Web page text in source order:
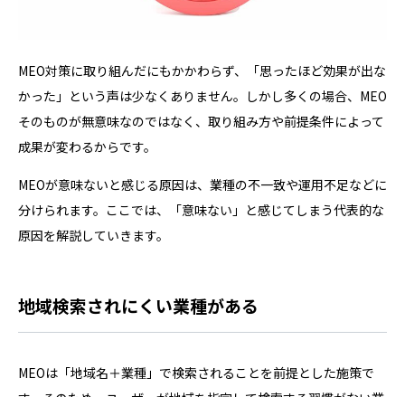
MEO対策に取り組んだにもかかわらず、「思ったほど効果が出な
かった」という声は少なくありません。しかし多くの場合、MEO
そのものが無意味なのではなく、取り組み方や前提条件によって
成果が変わるからです。
MEOが意味ないと感じる原因は、業種の不一致や運用不足などに
分けられます。ここでは、「意味ない」と感じてしまう代表的な
原因を解説していきます。
地域検索されにくい業種がある
MEOは「地域名＋業種」で検索されることを前提とした施策で